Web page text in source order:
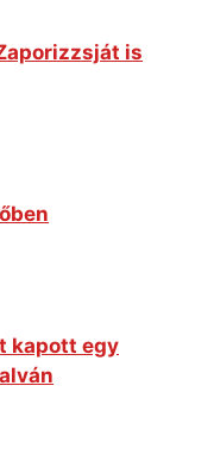
is
kapott egy